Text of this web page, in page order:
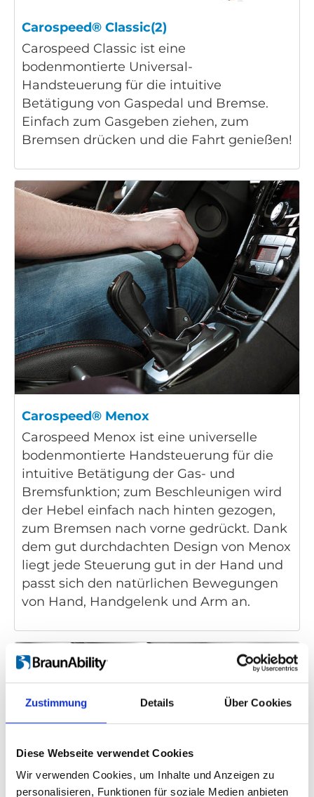
Zustimmung Details Über Cookies
Diese Webseite verwendet Cookies
Wir verwenden Cookies, um Inhalte und Anzeigen zu
personalisieren, Funktionen für soziale Medien anbieten
Carospeed® Classic(2)
Carospeed Classic ist eine
bodenmontierte Universal-
Handsteuerung für die intuitive
Betätigung von Gaspedal und Bremse.
Einfach zum Gasgeben ziehen, zum
Bremsen drücken und die Fahrt genießen!
Carospeed® Menox
Carospeed Menox ist eine universelle
bodenmontierte Handsteuerung für die
intuitive Betätigung der Gas- und
Bremsfunktion; zum Beschleunigen wird
der Hebel einfach nach hinten gezogen,
zum Bremsen nach vorne gedrückt. Dank
dem gut durchdachten Design von Menox
liegt jede Steuerung gut in der Hand und
passt sich den natürlichen Bewegungen
von Hand, Handgelenk und Arm an.